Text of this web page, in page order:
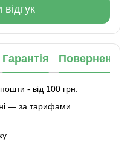
Гарантія Повернення
- від 100 грн.
— за тарифами